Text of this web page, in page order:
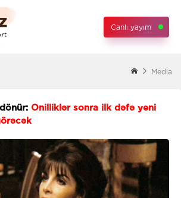
Canlı yayım
Media
Onilliklər sonra ilk dəfə yeni